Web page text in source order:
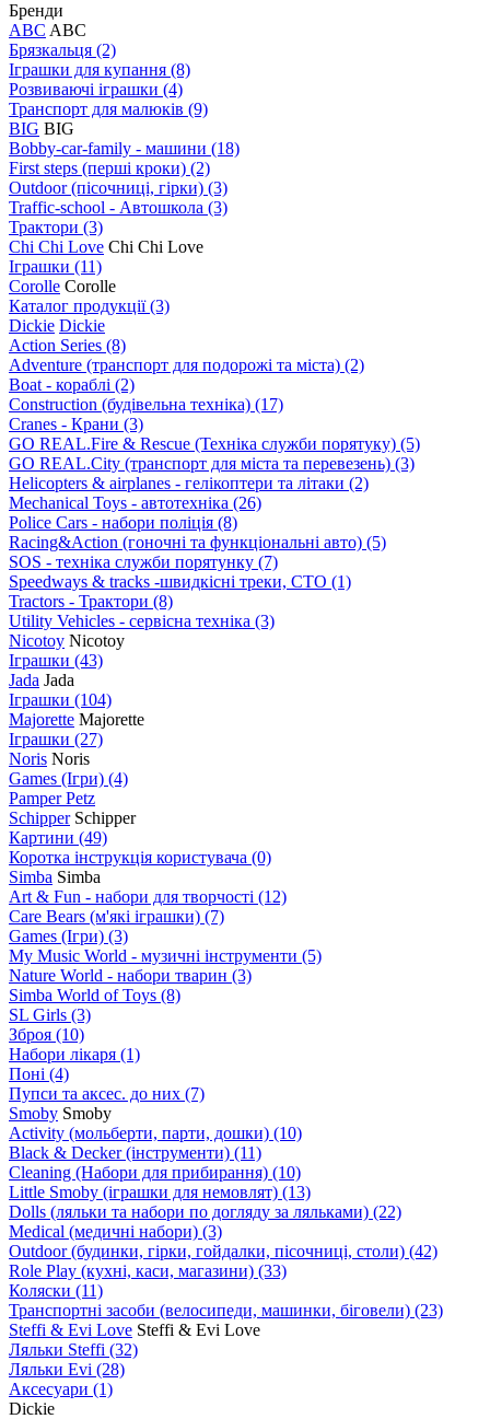
Бренди
ABC ABC
Брязкальця (2)
Іграшки для купання (8)
Розвиваючі іграшки (4)
Транспорт для малюків (9)
BIG BIG
Bobby-car-family - машини (18)
First steps (перші кроки) (2)
Outdoor (пісочниці, гірки) (3)
Traffic-school - Автошкола (3)
Трактори (3)
Chi Chi Love Chi Chi Love
Іграшки (11)
Corolle Corolle
Каталог продукції(3)
Dickie Dickie
Action Series (8)
Adventure (транспорт для подорожі та міста) (2)
Boat - кораблі (2)
Construction (будівельна техніка) (17)
Cranes - Крани (3)
GO REAL.Fire & Rescue (Техніка служби порятуку) (5)
GO REAL.City (транспорт для міста та перевезень) (3)
Helicopters & airplanes - гелікоптери та літаки (2)
Mechanical Toys - автотехніка (26)
Police Cars - набори поліція (8)
Racing&Action (гоночні та функціональні авто) (5)
SOS - техніка служби порятунку (7)
Speedways & tracks -швидкісні треки, СТО (1)
Tractors - Трактори (8)
Utility Vehicles - сервісна техніка (3)
Nicotoy Nicotoy
Іграшки (43)
Jada Jada
Іграшки (104)
Majorette Majorette
Іграшки (27)
Noris Noris
Games (Ігри) (4)
Pamper Petz
Schipper Schipper
Картини (49)
Коротка інструкція користувача (0)
Simba Simba
Art & Fun - набори для творчості (12)
Care Bears (м'які іграшки) (7)
Games (Ігри) (3)
My Music World - музичні інструменти (5)
Nature World - набори тварин (3)
Simba World of Toys (8)
SL Girls (3)
Зброя (10)
Набори лікаря (1)
Поні (4)
Пупси та аксес. до них (7)
Smoby Smoby
Аctivity (мольберти, парти, дошки) (10)
Black & Decker (інструменти) (11)
Cleaning (Набори для прибирання) (10)
Little Smoby (іграшки для немовлят) (13)
Dolls (ляльки та набори по догляду за ляльками) (22)
Medical (медичні набори) (3)
Outdoor (будинки, гірки, гойдалки, пісочниці, столи) (42)
Role Play (кухні, каси, магазини) (33)
Коляски (11)
Транспортні засоби (велосипеди, машинки, біговели) (23)
Steffi & Evi Love Steffi & Evi Love
Ляльки Steffi (32)
Ляльки Evi (28)
Аксесуари (1)
Dickie